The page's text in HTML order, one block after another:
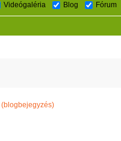
Videógaléria Blog Fórum
(blogbejegyzés)